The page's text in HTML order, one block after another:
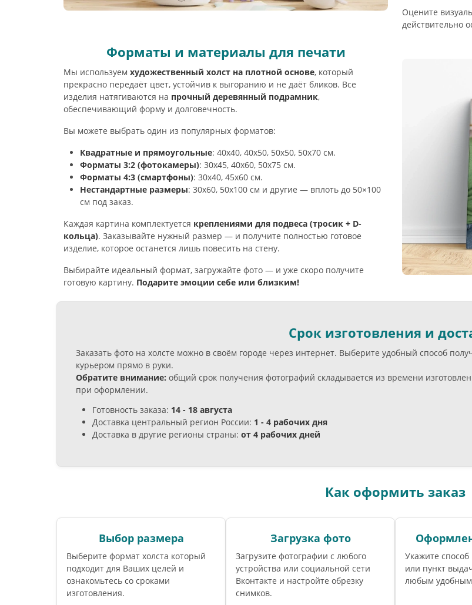
Оцените
действительно
Форматы и материалы для печати
Мы используем художественный холст на плотной основе, который
прекрасно передаёт цвет, устойчив к выгоранию и не даёт бликов. Все
изделия натягиваются на прочный деревянный подрамник,
обеспечивающий форму и долговечность.
Вы можете выбрать один из популярных форматов:
Квадратные и прямоугольные: 40х40, 40х50, 50х50, 50х70 см.
Форматы 3:2 (фотокамеры): 30х45, 40х60, 50х75 см.
Форматы 4:3 (смартфоны): 30х40, 45х60 см.
Нестандартные размеры: 30х60, 50х100 см и другие — вплоть до 50×100
см под заказ.
Каждая картина комплектуется креплениями для подвеса (тросик + D-
кольца). Заказывайте нужный размер — и получите полностью готовое
изделие, которое останется лишь повесить на стену.
Выбирайте идеальный формат, загружайте фото — и уже скоро получите
готовую картину. Подарите эмоции себе или близким!
Срок изготовления и
Заказать фото на холсте можно в своём городе через интернет. Выберите удобный способ
курьером прямо в руки.
Обратите внимание: общий срок получения фотографий складывается из времени
при оформлении.
Готовность заказа: 14 - 18 августа
Доставка центральный регион России: 1 - 4 рабочих дня
Доставка в другие регионы страны: от 4 рабочих дней
Как оформить заказ
Выбор размера
Выберите формат холста который
подходит для Ваших целей и
ознакомьтесь со сроками
изготовления.
Загрузка фото
Загрузите фотографии с любого
устройства или социальной сети
Вконтакте и настройте обрезку
снимков.
Укажите
или пункт
любым удобным